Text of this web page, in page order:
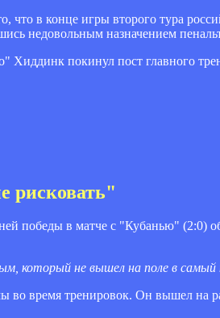
что в конце игры второго тура
недовольным назначением
Хиддинк покинул пост главного
рисковать"
победы в матче с "Кубанью" (2:0)
который не вышел на поле в самый
время тренировок. Он вышел на